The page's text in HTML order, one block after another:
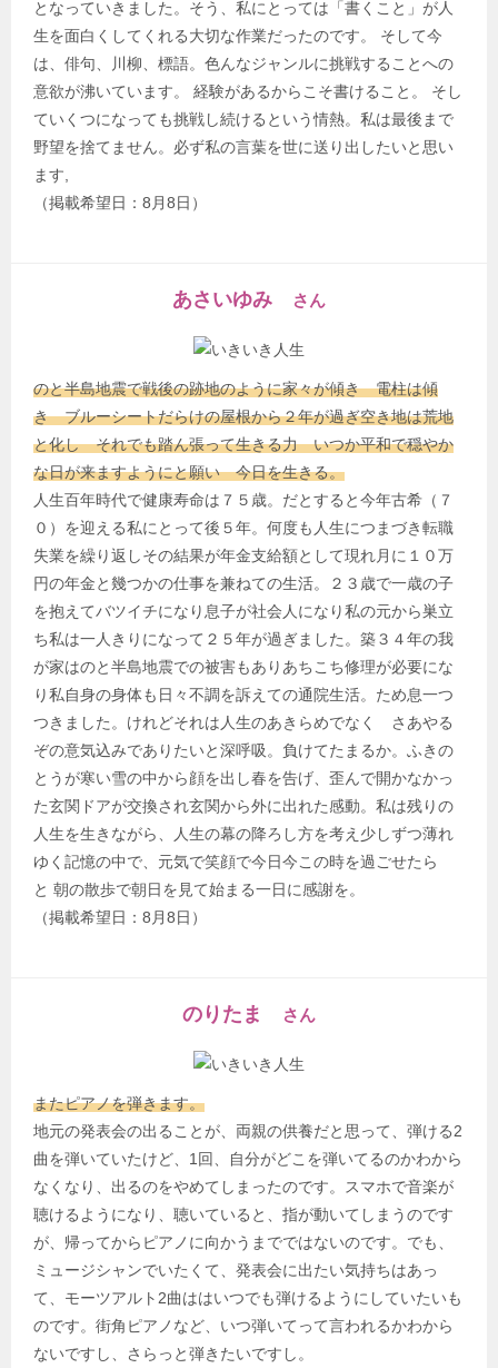
となっていきました。そう、私にとっては「書くこと」が人
生を面白くしてくれる大切な作業だったのです。 そして今
は、俳句、川柳、標語。色んなジャンルに挑戦することへの
意欲が沸いています。 経験があるからこそ書けること。 そし
ていくつになっても挑戦し続けるという情熱。私は最後まで
野望を捨てません。必ず私の言葉を世に送り出したいと思い
ます,
（掲載希望日：8月8日）
あさいゆみ さん
のと半島地震で戦後の跡地のように家々が傾き 電柱は傾
き ブルーシートだらけの屋根から２年が過ぎ空き地は荒地
と化し それでも踏ん張って生きる力 いつか平和で穏やか
な日が来ますようにと願い 今日を生きる。
人生百年時代で健康寿命は７５歳。だとすると今年古希（７
０）を迎える私にとって後５年。何度も人生につまづき転職
失業を繰り返しその結果が年金支給額として現れ月に１０万
円の年金と幾つかの仕事を兼ねての生活。２３歳で一歳の子
を抱えてバツイチになり息子が社会人になり私の元から巣立
ち私は一人きりになって２５年が過ぎました。築３４年の我
が家はのと半島地震での被害もありあちこち修理が必要にな
り私自身の身体も日々不調を訴えての通院生活。ため息一つ
つきました。けれどそれは人生のあきらめでなく さあやる
ぞの意気込みでありたいと深呼吸。負けてたまるか。ふきの
とうが寒い雪の中から顔を出し春を告げ、歪んで開かなかっ
た玄関ドアが交換され玄関から外に出れた感動。私は残りの
人生を生きながら、人生の幕の降ろし方を考え少しずつ薄れ
ゆく記憶の中で、元気で笑顔で今日今この時を過ごせたら
と 朝の散歩で朝日を見て始まる一日に感謝を。
（掲載希望日：8月8日）
のりたま さん
またピアノを弾きます。
地元の発表会の出ることが、両親の供養だと思って、弾ける2
曲を弾いていたけど、1回、自分がどこを弾いてるのかわから
なくなり、出るのをやめてしまったのです。スマホで音楽が
聴けるようになり、聴いていると、指が動いてしまうのです
が、帰ってからピアノに向かうまでではないのです。でも、
ミュージシャンでいたくて、発表会に出たい気持ちはあっ
て、モーツアルト2曲ははいつでも弾けるようにしていたいも
のです。街角ピアノなど、いつ弾いてって言われるかわから
ないですし、さらっと弾きたいですし。